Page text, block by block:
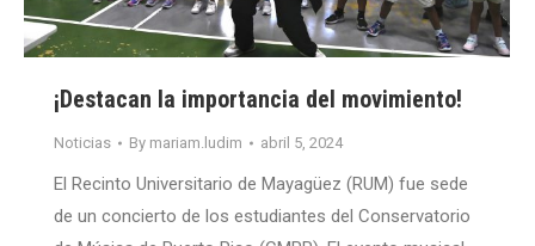
¡Destacan la importancia del movimiento!
Noticias By mariam.ludim abril 5, 2024
El Recinto Universitario de Mayagüez (RUM) fue sede
de un concierto de los estudiantes del Conservatorio